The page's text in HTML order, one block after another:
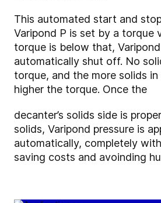
This automated start and
Varipond P is set by a torque
torque is below that,
automatically shut off. No
torque, and the more solids
higher the torque. Once the
decanter’s solids side is
solids, Varipond pressure is
automatically, completely
saving costs and avoinding